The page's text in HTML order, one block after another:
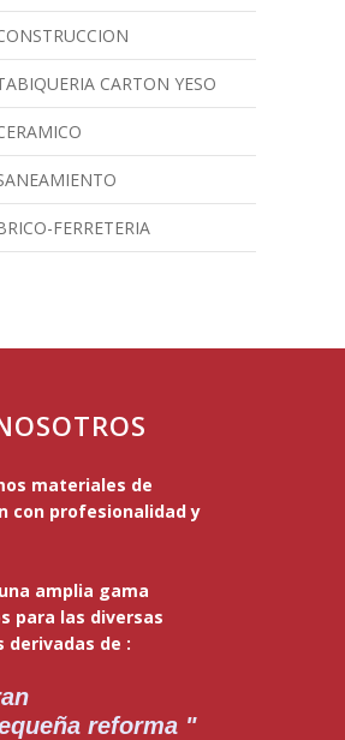
CARTON YESO
FERRETERIA
materiales de
con profesionalidad y
amplia gama
para las diversas
derivadas de :
reforma "